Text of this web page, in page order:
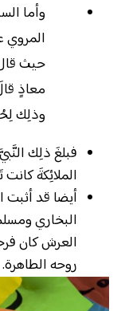
وأما
حيث
معاذٍ
وذلِك
فبلغَ ذلِك
الملائِكةَ كانت
أيضا قد
البخاري
العرش كان
روحه الطاهرة.